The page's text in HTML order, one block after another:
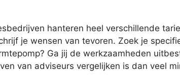
hanteren heel verschillende
je wensen van tevoren. Zoek je
Ga jij de werkzaamheden
van adviseurs vergelijken is dan veel